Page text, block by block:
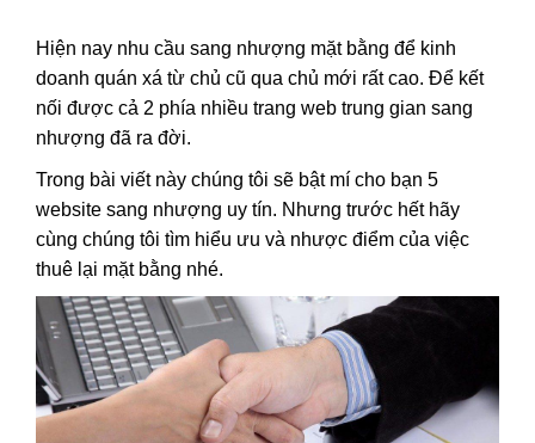
Hiện nay nhu cầu sang nhượng mặt bằng để kinh
doanh quán xá từ chủ cũ qua chủ mới rất cao. Để kết
nối được cả 2 phía nhiều trang web trung gian sang
nhượng đã ra đời.
Trong bài viết này chúng tôi sẽ bật mí cho bạn 5
website sang nhượng uy tín. Nhưng trước hết hãy
cùng chúng tôi tìm hiểu ưu và nhược điểm của việc
thuê lại mặt bằng nhé.